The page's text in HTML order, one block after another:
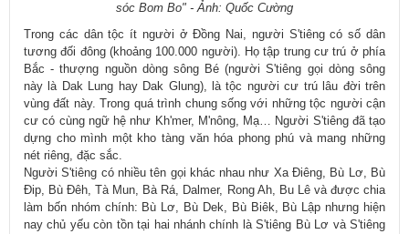
sóc Bom Bo" - Ảnh: Quốc Cường
Trong các dân tộc ít người ở Đồng Nai, người S'tiêng có số dân
tương đối đông (khoảng 100.000 người). Họ tập trung cư trú ở phía
Bắc - thượng nguồn dòng sông Bé (người S'tiêng gọi dòng sông
này là Dak Lung hay Dak Glung), là tộc người cư trú lâu đời trên
vùng đất này. Trong quá trình chung sống với những tộc người cận
cư có cùng ngữ hệ như Kh'mer, M'nông, Mạ… Người S'tiêng đã tạo
dựng cho mình một kho tàng văn hóa phong phú và mang những
nét riêng, đặc sắc.
Người S'tiêng có nhiều tên gọi khác nhau như Xa Điêng, Bù Lơ, Bù
Đip, Bù Đêh, Tà Mun, Bà Rá, Dalmer, Rong Ah, Bu Lê và được chia
làm bốn nhóm chính: Bù Lơ, Bù Dek, Bù Biêk, Bù Lập nhưng hiện
nay chủ yếu còn tồn tại hai nhánh chính là S'tiêng Bù Lơ và S'tiêng